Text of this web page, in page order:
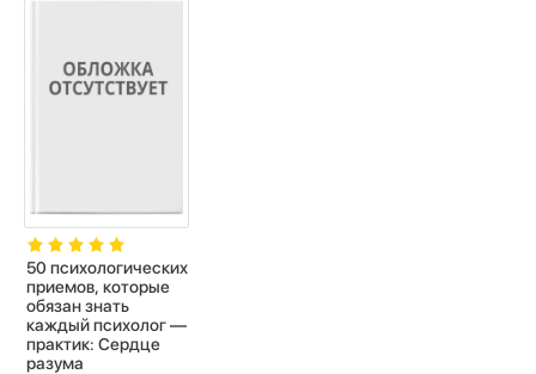
50 психологических
приемов, которые
обязан знать
каждый психолог —
практик: Сердце
разума